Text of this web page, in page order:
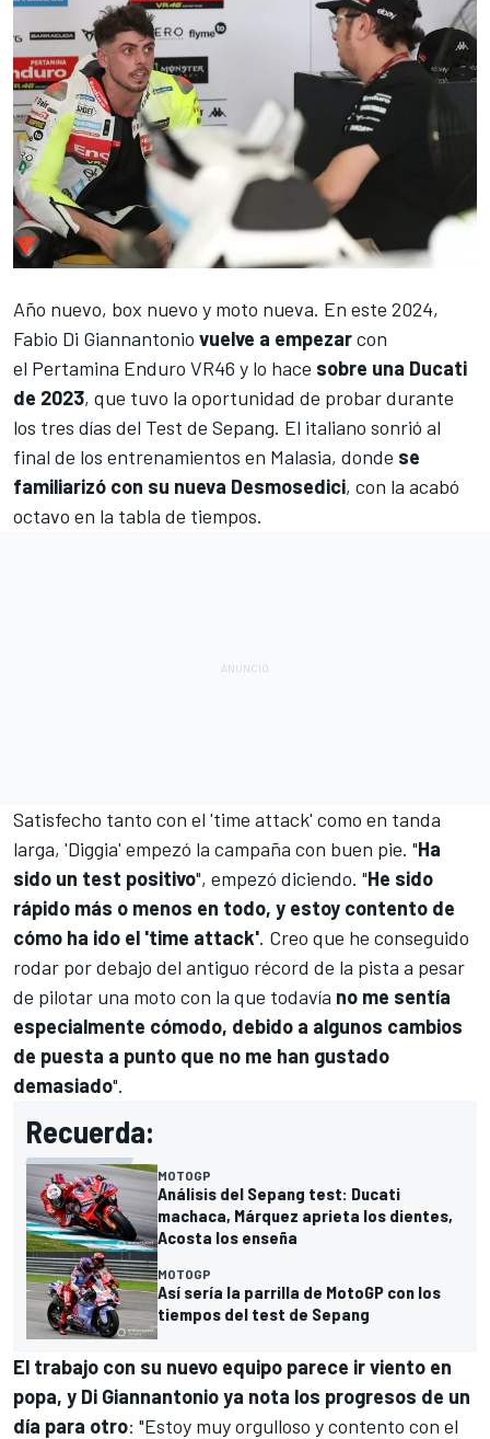
Año nuevo, box nuevo y moto nueva. En este 2024,
Fabio Di Giannantonio vuelve a empezarcon
el Pertamina Enduro VR46 y lo hace sobre una Ducati
de 2023, que tuvo la oportunidad de probar durante
los tres días del Test de Sepang. El italiano sonrió al
final de los entrenamientos en Malasia, donde se
familiarizó con su nueva Desmosedici, con la acabó
octavo en la tabla de tiempos.
Satisfecho tanto con el 'time attack' como en tanda
larga, 'Diggia' empezó la campaña con buen pie. "Ha
sido un test positivo", empezó diciendo. "He sido
rápido más o menos en todo, y estoy contento de
cómo ha ido el 'time attack'. Creo que he conseguido
rodar por debajo del antiguo récord de la pista a pesar
de pilotar una moto con la que todavía no me sentía
especialmente cómodo, debido a algunos cambios
de puesta a punto que no me han gustado
demasiado".
Recuerda:
MOTOGP
Análisis del Sepang test: Ducati
machaca, Márquez aprieta los dientes,
Acosta los enseña
MOTOGP
Así sería la parrilla de MotoGP con los
tiempos del test de Sepang
El trabajo con su nuevo equipo parece ir viento en
popa, y Di Giannantonio ya nota los progresos de un
día para otro: "Estoy muy orgulloso y contento con el